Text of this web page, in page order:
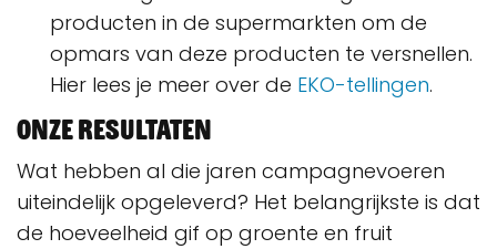
producten in de supermarkten om de
opmars van deze producten te versnellen.
Hier lees je meer over de EKO-tellingen.
Onze resultaten
Wat hebben al die jaren campagnevoeren
uiteindelijk opgeleverd? Het belangrijkste is dat
de hoeveelheid gif op groente en fruit